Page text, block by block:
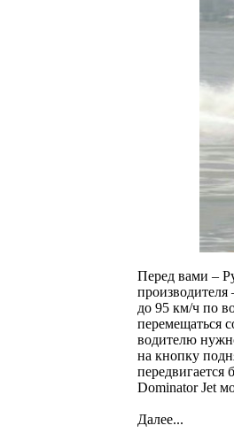
Перед вами –
до 95 км/ч по
перемещаться
водителю
на кнопку
Dominator Jet
Далее...